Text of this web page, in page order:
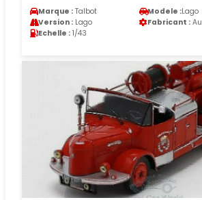
Marque : Talbot Modele :Lago
Version : Lago Fabricant :
Echelle : 1/43